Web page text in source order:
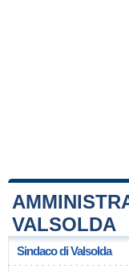
VALSOLDA
Sindaco di Valsolda